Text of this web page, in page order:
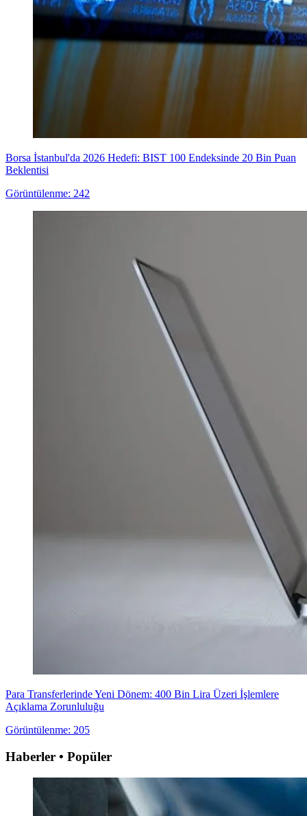
Borsa İstanbul'da 2026 Hedefi: BIST 100 Endeksinde 20 Bin Puan
Beklentisi
Görüntülenme: 242
Para Transferlerinde Yeni Dönem: 400 Bin Lira Üzeri İşlemlere
Açıklama Zorunluluğu
Görüntülenme: 205
Haberler • Popüler